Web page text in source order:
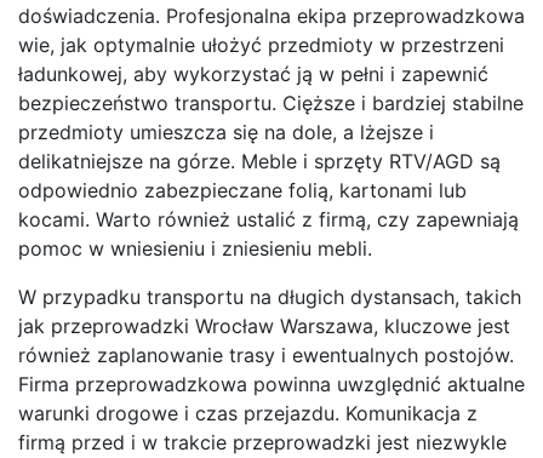
doświadczenia. Profesjonalna ekipa przeprowadzkowa
wie, jak optymalnie ułożyć przedmioty w przestrzeni
ładunkowej, aby wykorzystać ją w pełni i zapewnić
bezpieczeństwo transportu. Cięższe i bardziej stabilne
przedmioty umieszcza się na dole, a lżejsze i
delikatniejsze na górze. Meble i sprzęty RTV/AGD są
odpowiednio zabezpieczane folią, kartonami lub
kocami. Warto również ustalić z firmą, czy zapewniają
pomoc w wniesieniu i zniesieniu mebli.
W przypadku transportu na długich dystansach, takich
jak przeprowadzki Wrocław Warszawa, kluczowe jest
również zaplanowanie trasy i ewentualnych postojów.
Firma przeprowadzkowa powinna uwzględnić aktualne
warunki drogowe i czas przejazdu. Komunikacja z
firmą przed i w trakcie przeprowadzki jest niezwykle